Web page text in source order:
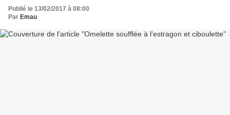
Publié le 13/02/2017 à 08:00
Par Emau